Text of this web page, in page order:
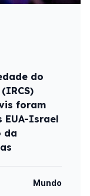
do
foram
EUA-Israel
da
Mundo